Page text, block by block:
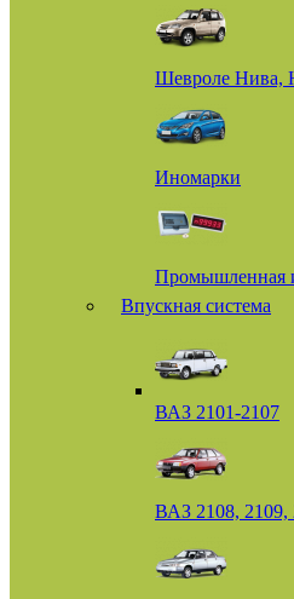
Шевроле Нива,
Иномарки
Промышленная
Впускная система
ВАЗ 2101-2107
ВАЗ 2108, 2109,